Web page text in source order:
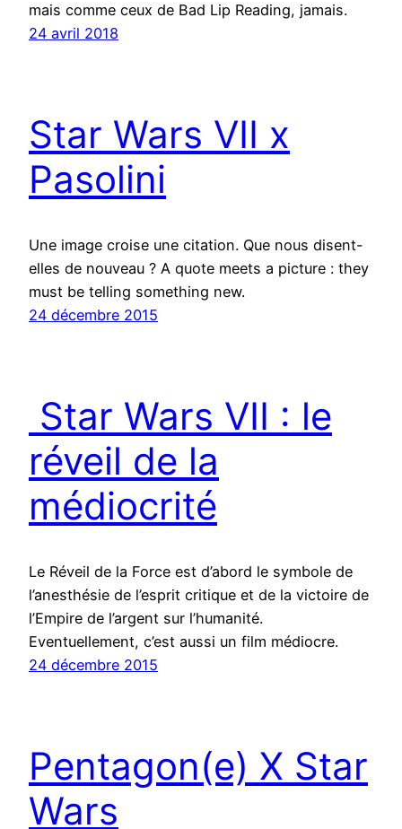
mais comme ceux de Bad Lip Reading, jamais.
24 avril 2018
Star Wars VII x
Pasolini
Une image croise une citation. Que nous disent-
elles de nouveau ? A quote meets a picture : they
must be telling something new.
24 décembre 2015
Star Wars VII : le
réveil de la
médiocrité
Le Réveil de la Force est d’abord le symbole de
l’anesthésie de l’esprit critique et de la victoire de
l’Empire de l’argent sur l’humanité.
Eventuellement, c’est aussi un film médiocre.
24 décembre 2015
Pentagon(e) X Star
Wars